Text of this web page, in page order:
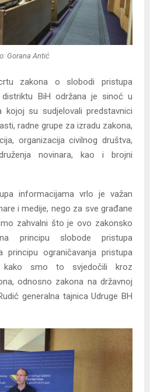
Gorana Antić
zakona o slobodi pristupa
BiH održana je sinoć u
kojoj su sudjelovali predstavnici
radne grupe za izradu zakona,
organizacija civilnog društva,
novinara, kao i brojni
informacijama vrlo je važan
i medije, nego za sve građane
zahvalni što je ovo zakonsko
principu slobode pristupa
ograničavanja pristupa
kako smo to svjedočili kroz
odnosno zakona na državnoj
generalna tajnica Udruge BH